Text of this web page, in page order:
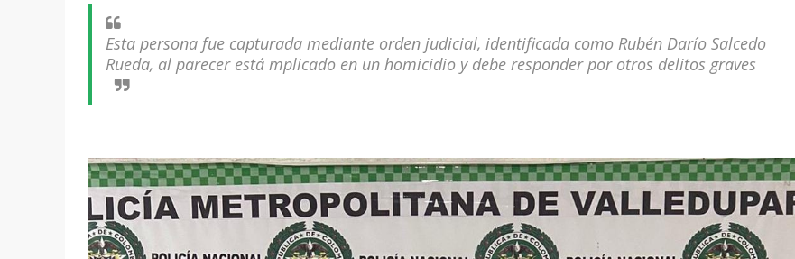
Esta persona fue capturada mediante orden judicial, identificada como Rubén Darío Salcedo
Rueda, al parecer está mplicado en un homicidio y debe responder por otros delitos graves